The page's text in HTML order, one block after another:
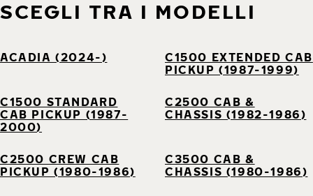
SCEGLI TRA I MODELLI
ACADIA (2024-)
C1500 EXTENDED CAB
PICKUP (1987-1999)
C1500 STANDARD
CAB PICKUP (1987-
2000)
C2500 CAB &
CHASSIS (1982-1986)
C2500 CREW CAB
PICKUP (1980-1986)
C3500 CAB &
CHASSIS (1980-1986)